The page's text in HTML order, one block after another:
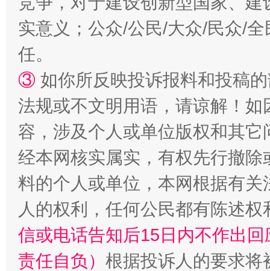
扯下公款旅游的“隐身衣” 如何以
“蜀中异人”王建安的艺术幻境
实意义；公众/公民/大众/民众/
任。
③ 如你所反映投诉报料和投稿
法规或不文明用语，请谅解！
容，涉及个人或单位版权和其它
经本网核实属实，有权先行撤
料的个人或单位，本网根据有
人的权利，任何公民都有陈述
信或电话告知后15日内不作出
责任自负） 根据投诉人的要求将